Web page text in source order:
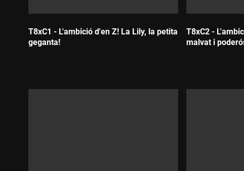
T8xC1 - L'ambició d'en Z! La Lily, la petita
geganta!
T8xC2 -
malvat i